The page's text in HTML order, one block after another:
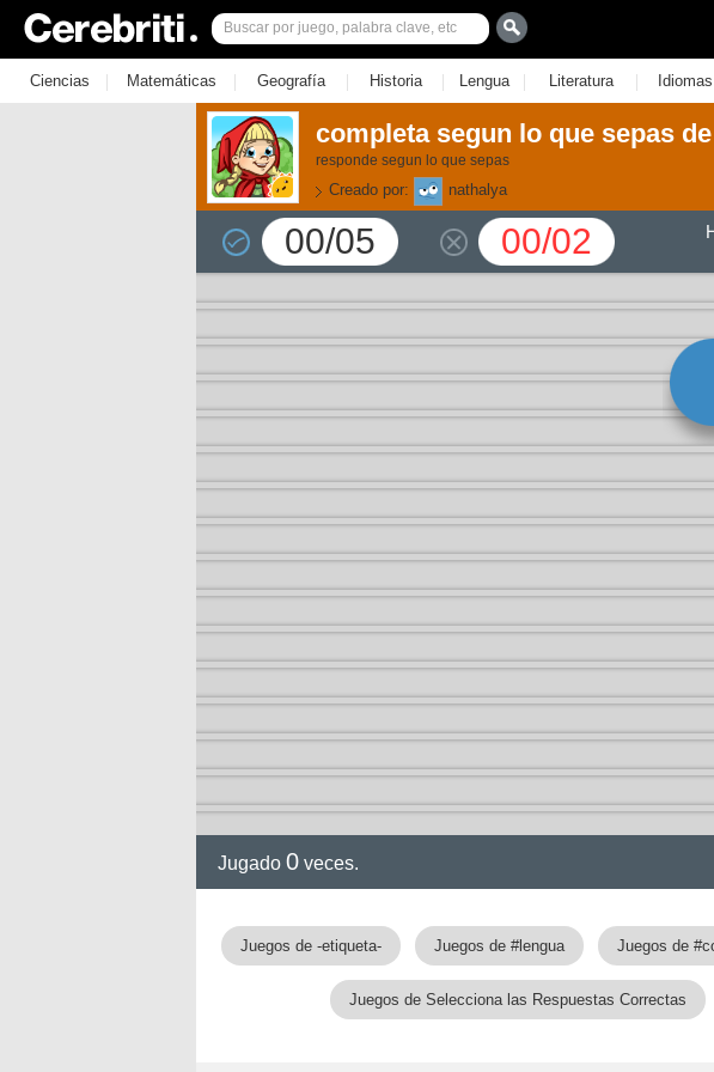
Ciencias | Matemáticas | Geografía | Historia | Lengua | Literatura | Idiomas
completa segun lo que sepas
responde segun lo que sepas
Creado por: nathalya
00/05 00/02
Jugado 0 veces.
Juegos de -etiqueta- Juegos de #lengua Juegos de
Juegos de Selecciona las Respuestas Correctas